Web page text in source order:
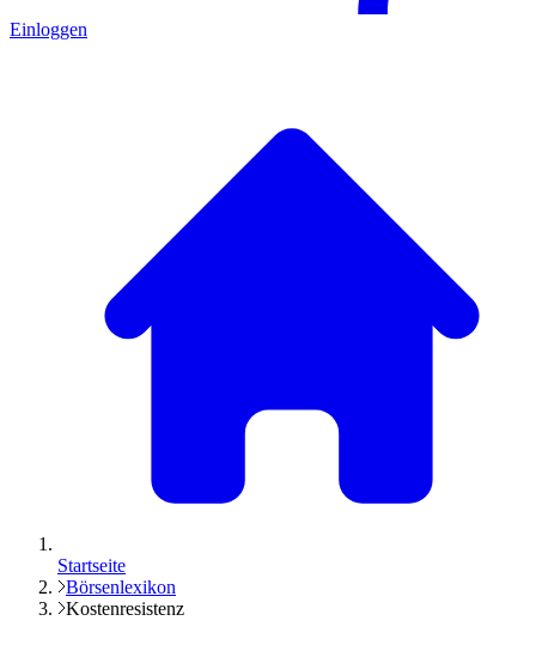
Einloggen
Startseite
Börsenlexikon
Kostenresistenz